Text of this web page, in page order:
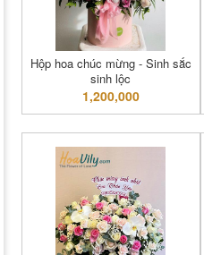
Hộp hoa chúc mừng - Sinh sắc
sinh lộc
1,200,000